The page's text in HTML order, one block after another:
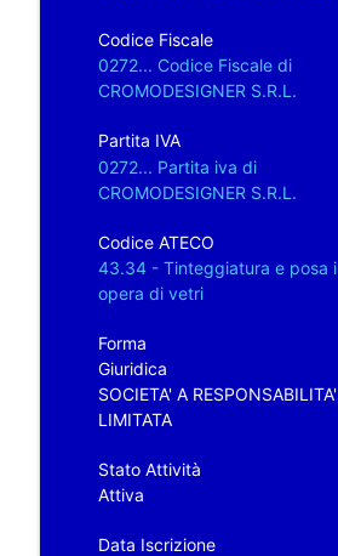
Codice Fiscale
0272... Codice Fiscale di
CROMODESIGNER S.R.L.
Partita IVA
0272... Partita iva di
CROMODESIGNER S.R.L.
Codice ATECO
43.34 - Tinteggiatura e posa
opera di vetri
Forma
Giuridica
SOCIETA' A RESPONSABILITA'
LIMITATA
Stato Attività
Attiva
Data Iscrizione